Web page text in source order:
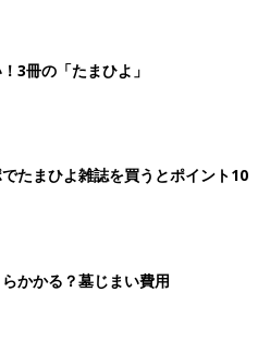
3冊の「たまひよ」
たまひよ雑誌を買うとポイント10
かかる？墓じまい費用